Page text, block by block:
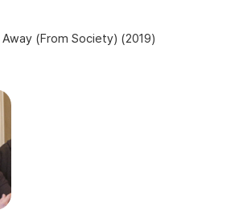
(From Society) (2019)